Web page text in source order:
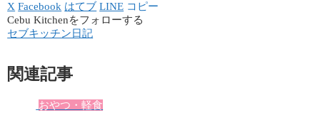
X Facebook はてブ LINE コピー
Cebu Kitchenをフォローする
セブキッチン日記
関連記事
おやつ・軽食